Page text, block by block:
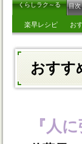
くらしラク～る 目次
楽早レシピ お
おすす
『人